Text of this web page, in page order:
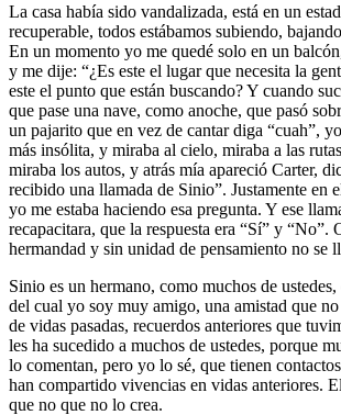
La casa había sido vandalizada, está en un
recuperable, todos estábamos subiendo,
En un momento yo me quedé solo en un
y me dije: “¿Es este el lugar que necesita la
este el punto que están buscando? Y cuando
que pase una nave, como anoche, que pasó
un pajarito que en vez de cantar diga “cuah”,
más insólita, y miraba al cielo, miraba a las
miraba los autos, y atrás mía apareció Carter,
recibido una llamada de Sinio”. Justamente en
yo me estaba haciendo esa pregunta. Y ese
recapacitara, que la respuesta era “Sí” y “No”.
hermandad y sin unidad de pensamiento no se
Sinio es un hermano, como muchos de
del cual yo soy muy amigo, una amistad que
de vidas pasadas, recuerdos anteriores que
les ha sucedido a muchos de ustedes, porque
lo comentan, pero yo lo sé, que tienen
han compartido vivencias en vidas anteriores.
que no que no lo crea.